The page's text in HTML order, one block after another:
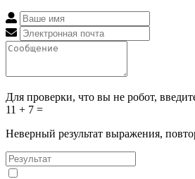
Для проверки, что вы не робот,
11 + 7 =
Неверный результат выражения,